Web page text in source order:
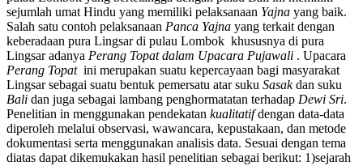
sejumlah umat Hindu yang memiliki pelaksanaan Yajna yang baik.
Salah satu contoh pelaksanaan Panca Yajna yang terkait dengan
keberadaan pura Lingsar di pulau Lombok khususnya di pura
Lingsar adanya Perang Topat dalam Upacara Pujawali . Upacara
Perang Topatini merupakan suatu kepercayaan bagi masyarakat
Lingsar sebagai suatu bentuk pemersatu atar suku Sasakdan suku
Bali dan juga sebagai lambang penghormatatan terhadap Dewi Sri.
Penelitian in menggunakan pendekatan kualitatifdengan data-data
diperoleh melalui observasi, wawancara, kepustakaan, dan metode
dokumentasi serta menggunakan analisis data. Sesuai dengan tema
diatas dapat dikemukakan hasil penelitian sebagai berikut: 1)sejarah